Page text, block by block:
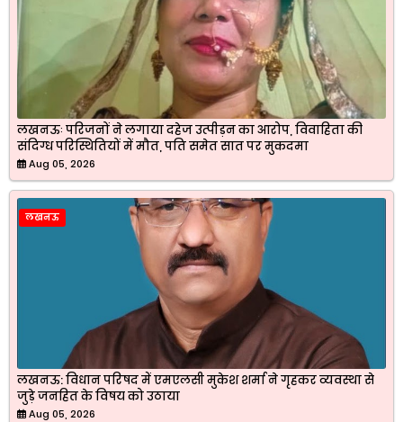
लखनऊः परिजनों ने लगाया दहेज उत्पीड़न का आरोप, विवाहिता की
संदिग्ध परिस्थितियों में मौत, पति समेत सात पर मुकदमा
Aug 05, 2026
लखनऊ
लखनऊ: विधान परिषद में एमएलसी मुकेश शर्मा ने गृहकर व्यवस्था से
जुड़े जनहित के विषय को उठाया
Aug 05, 2026